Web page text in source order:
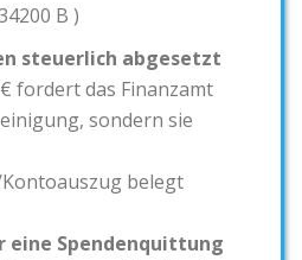
B )
steuerlich abgesetzt
fordert das Finanzamt
sondern sie
belegt
eine Spendenquittung